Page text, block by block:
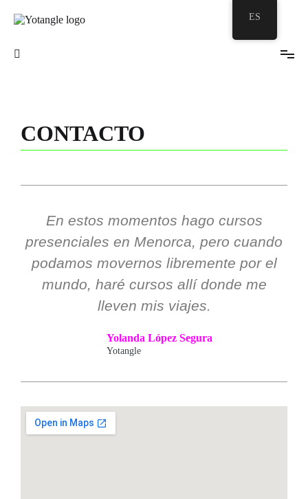
CONTACTO
En estos momentos hago cursos
presenciales en Menorca, pero cuando
podamos movernos libremente por el
mundo, haré cursos allí donde me
lleven mis viajes.
Yolanda López Segura
Yotangle
ES